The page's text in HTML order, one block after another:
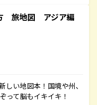
旅地図 アジア編
しい地図本！国境や州、
って脳もイキイキ！